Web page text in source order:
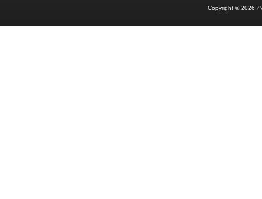
Copyright © 2026